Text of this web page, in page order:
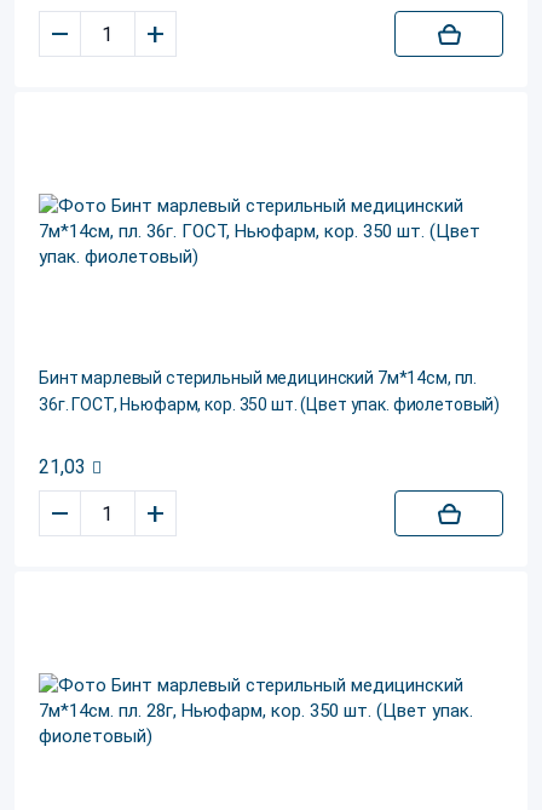
– +
Бинт марлевый стерильный медицинский 7м*14см, пл.
36г. ГОСТ, Ньюфарм, кор. 350 шт. (Цвет упак. фиолетовый)
21,03
– +